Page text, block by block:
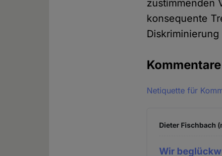
zustimmenden
konsequente
Kommentare
Netiquette für
Dieter Fischbach
Wir